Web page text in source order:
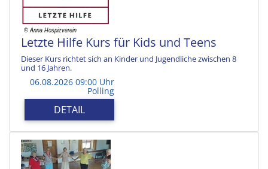
Letzte Hilfe Kurs für Kids und Teens
Dieser Kurs richtet sich an Kinder und Jugendliche zwischen 8
und 16 Jahren.
06.08.2026 09:00 Uhr
Polling
DETAIL